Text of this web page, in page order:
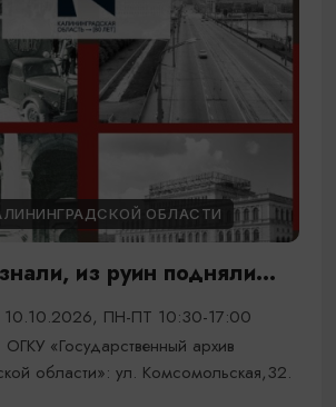
ОБЛАСТИ
из руин подняли...
ПН-ПТ 10:30-17:00
«Государственный архив
области»: ул. Комсомольская,32.